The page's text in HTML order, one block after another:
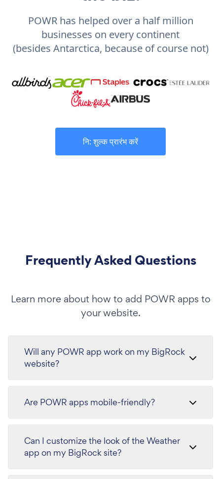
POWR has helped over a half million
businesses on every continent
(besides Antarctica, because of course not)
नि: शुल्क प्रारंभ करें
Frequently Asked Questions
Learn more about how to add POWR apps to
your website.
Will any POWR app work on my BigRock
website?
Are POWR apps mobile-friendly?
Can I customize the look of the Weather
app on my BigRock site?